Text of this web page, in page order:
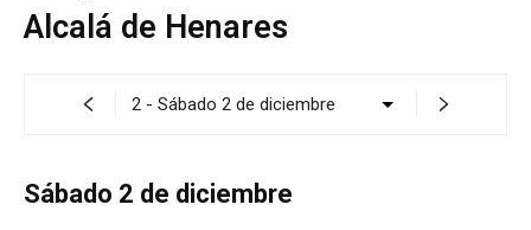
Alcalá de Henares
Sábado 2 de diciembre